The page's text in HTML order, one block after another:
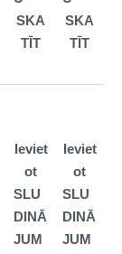
SKA
TĪT
SKA
TĪT
Ieviet
ot
SLU
DINĀ
JUM
Ieviet
ot
SLU
DINĀ
JUM